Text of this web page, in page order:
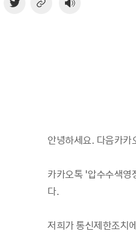
안녕하세요. 다음카카
카카오톡 ‘압수수색영
다.
저희가 통신제한조치